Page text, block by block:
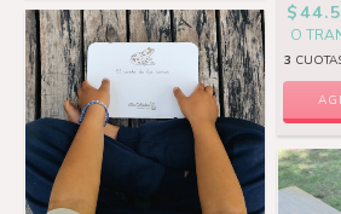
O
3